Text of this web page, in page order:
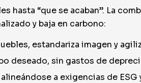
hasta “que se acaban”. La
y baja en carbono:
estandariza imagen y
deseado, sin gastos de
a exigencias de ESG